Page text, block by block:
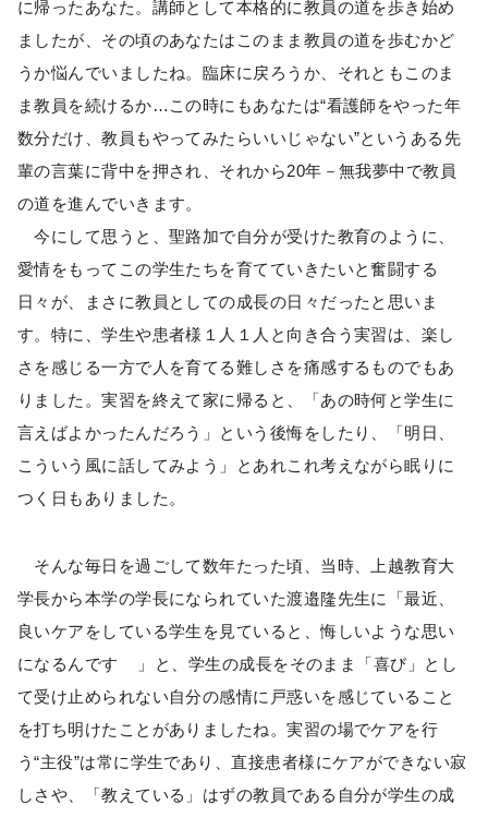
に帰ったあなた。講師として本格的に教員の道を歩き始め
ましたが、その頃のあなたはこのまま教員の道を歩むかど
うか悩んでいましたね。臨床に戻ろうか、それともこのま
ま教員を続けるか…この時にもあなたは“看護師をやった年
数分だけ、教員もやってみたらいいじゃない”というある先
輩の言葉に背中を押され、それから20年－無我夢中で教員
の道を進んでいきます。
今にして思うと、聖路加で自分が受けた教育のように、
愛情をもってこの学生たちを育てていきたいと奮闘する
日々が、まさに教員としての成長の日々だったと思いま
す。特に、学生や患者様１人１人と向き合う実習は、楽し
さを感じる一方で人を育てる難しさを痛感するものでもあ
りました。実習を終えて家に帰ると、「あの時何と学生に
言えばよかったんだろう」という後悔をしたり、「明日、
こういう風に話してみよう」とあれこれ考えながら眠りに
つく日もありました。
そんな毎日を過ごして数年たった頃、当時、上越教育大
学長から本学の学長になられていた渡邉隆先生に「最近、
良いケアをしている学生を見ていると、悔しいような思い
になるんです 」と、学生の成長をそのまま「喜び」とし
て受け止められない自分の感情に戸惑いを感じていること
を打ち明けたことがありましたね。実習の場でケアを行
う“主役”は常に学生であり、直接患者様にケアができない寂
しさや、「教えている」はずの教員である自分が学生の成